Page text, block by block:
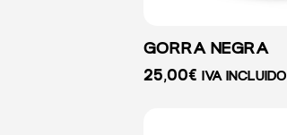
GORRA NEGRA
25,00€ IVA INCLUIDO